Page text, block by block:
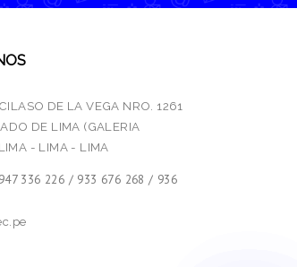
DE LA VEGA NRO. 1261
DE LIMA (GALERIA
- LIMA - LIMA
336 226 / 933 676 268 / 936